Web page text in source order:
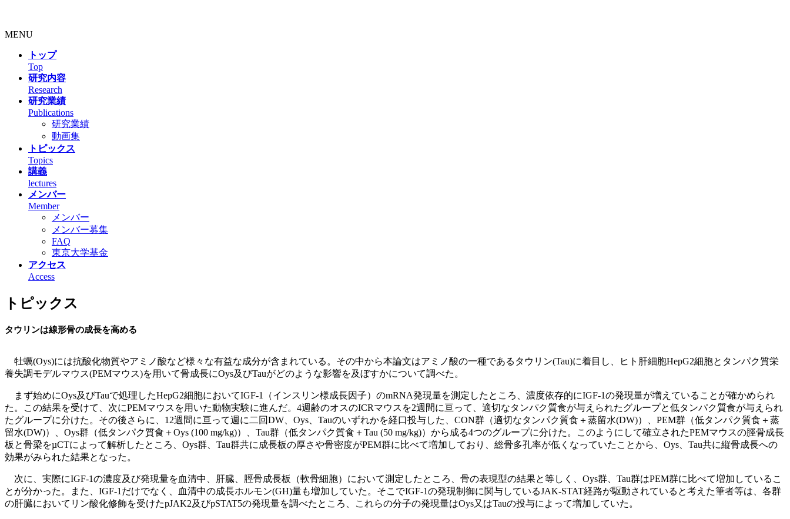
MENU
トップ
Top
研究内容
Research
研究業績
Publications
研究業績
動画集
トピックス
Topics
講義
lectures
メンバー
Member
メンバー
メンバー募集
FAQ
東京大学基金
アクセス
Access
トピックス
タウリンは線形骨の成長を高める
牡蠣(Oys)には抗酸化物質やアミノ酸など様々な有益な成分が含まれている。その中から本論文はアミノ酸の一種であるタウリン(Tau)に着目し、ヒト肝細胞HepG2細胞とタンパク質栄
養失調モデルマウス(PEMマウス)を用いて骨成長にOys及びTauがどのような影響を及ぼすかについて調べた。
まず始めにOys及びTauで処理したHepG2細胞においてIGF-1（インスリン様成長因子）のmRNA発現量を測定したところ、濃度依存的にIGF-1の発現量が増えていることが確かめられ
た。この結果を受けて、次にPEMマウスを用いた動物実験に進んだ。4週齢のオスのICRマウスを2週間に亘って、適切なタンパク質食が与えられたグループと低タンパク質食が与えられ
たグループに分けた。その後さらに、12週間に亘って週に二回DW、Oys、Tauのいずれかを経口投与した、CON群（適切なタンパク質食＋蒸留水(DW)）、PEM群（低タンパク質食＋蒸
留水(DW)）、Oys群（低タンパク質食＋Oys (100 mg/kg)）、Tau群（低タンパク質食＋Tau (50 mg/kg)）から成る4つのグループに分けた。このようにして確立されたPEMマウスの脛骨成長
板と骨梁をµCTによって解析したところ、Oys群、Tau群共に成長板の厚さや骨密度がPEM群に比べて増加しており、総骨多孔率が低くなっていたことから、Oys、Tau共に縦骨成長への
効果がみられた結果となった。
次に、実際にIGF-1の濃度及び発現量を血清中、肝臓、脛骨成長板（軟骨細胞）において測定したところ、骨の表現型の結果と等しく、Oys群、Tau群はPEM群に比べて増加しているこ
とが分かった。また、IGF-1だけでなく、血清中の成長ホルモン(GH)量も増加していた。そこでIGF-1の発現制御に関与しているJAK-STAT経路が駆動されていると考えた筆者等は、各群
の肝臓においてリン酸化修飾を受けたpJAK2及びpSTAT5の発現量を調べたところ、これらの分子の発現量はOys又はTauの投与によって増加していた。